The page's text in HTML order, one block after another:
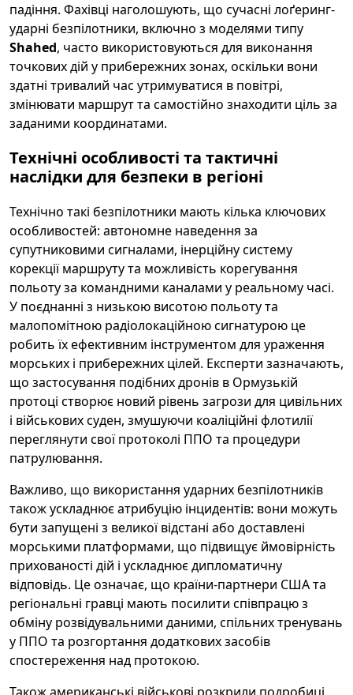
падіння. Фахівці наголошують, що сучасні лоґеринг-
ударні безпілотники, включно з моделями типу
Shahed, часто використовуються для виконання
точкових дій у прибережних зонах, оскільки вони
здатні тривалий час утримуватися в повітрі,
змінювати маршрут та самостійно знаходити ціль за
заданими координатами.
Технічні особливості та тактичні
наслідки для безпеки в регіоні
Технічно такі безпілотники мають кілька ключових
особливостей: автономне наведення за
супутниковими сигналами, інерційну систему
корекції маршруту та можливість корегування
польоту за командними каналами у реальному часі.
У поєднанні з низькою висотою польоту та
малопомітною радіолокаційною сигнатурою це
робить їх ефективним інструментом для ураження
морських і прибережних цілей. Експерти зазначають,
що застосування подібних дронів в Ормузькій
протоці створює новий рівень загрози для цивільних
і військових суден, змушуючи коаліційні флотилії
переглянути свої протоколі ППО та процедури
патрулювання.
Важливо, що використання ударних безпілотників
також ускладнює атрибуцію інцидентів: вони можуть
бути запущені з великої відстані або доставлені
морськими платформами, що підвищує ймовірність
прихованості дій і ускладнює дипломатичну
відповідь. Це означає, що країни-партнери США та
регіональні гравці мають посилити співпрацю з
обміну розвідувальними даними, спільних тренувань
у ППО та розгортання додаткових засобів
спостереження над протокою.